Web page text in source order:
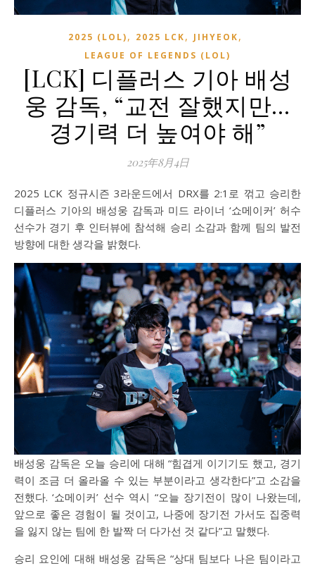
2025 (LOL), 2025 LCK, JIHYEOK,
LEAGUE OF LEGENDS (LOL)
[LCK] 디플러스 기아 배성
웅 감독, “교전 잘했지만…
경기력 더 높여야 해”
2025年8月4日
2025 LCK 정규시즌 3라운드에서 DRX를 2:1로 꺾고 승리한
디플러스 기아의 배성웅 감독과 미드 라이너 ‘쇼메이커’ 허수
선수가 경기 후 인터뷰에 참석해 승리 소감과 함께 팀의 발전
방향에 대한 생각을 밝혔다.
배성웅 감독은 오늘 승리에 대해 “힘겹게 이기기도 했고, 경기
력이 조금 더 올라올 수 있는 부분이라고 생각한다”고 소감을
전했다. ‘쇼메이커’ 선수 역시 “오늘 장기전이 많이 나왔는데,
앞으로 좋은 경험이 될 것이고, 나중에 장기전 가서도 집중력
을 잃지 않는 팀에 한 발짝 더 다가선 것 같다”고 말했다.
승리 요인에 대해 배성웅 감독은 “상대 팀보다 나은 팀이라고